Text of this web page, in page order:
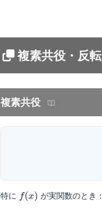
複素共役・反転
複素共役
特に f(x) が実関数のとき：